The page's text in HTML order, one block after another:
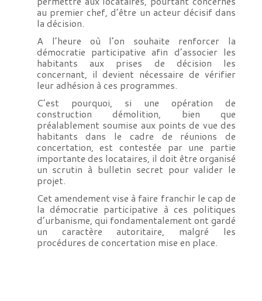
au premier chef, d’être un acteur décisif dans
la décision.
A l’heure où l’on souhaite renforcer la
démocratie participative afin d’associer les
habitants aux prises de décision les
concernant, il devient nécessaire de vérifier
leur adhésion à ces programmes.
C’est pourquoi, si une opération de
construction démolition, bien que
préalablement soumise aux points de vue des
habitants dans le cadre de réunions de
concertation, est contestée par une partie
importante des locataires, il doit être organisé
un scrutin à bulletin secret pour valider le
projet.
Cet amendement vise à faire franchir le cap de
la démocratie participative à ces politiques
d’urbanisme, qui fondamentalement ont gardé
un caractère autoritaire, malgré les
procédures de concertation mise en place.